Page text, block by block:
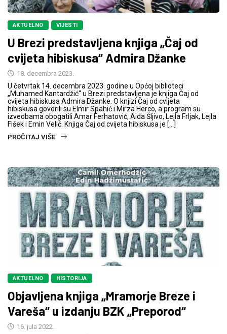
AKTUELNO VIJESTI
U Brezi predstavljena knjiga „Čaj od
cvijeta hibiskusa“ Admira Džanke
18. decembra 2023.
U četvrtak 14. decembra 2023. godine u Općoj biblioteci
„Muhamed Kantardžić“ u Brezi predstavljena je knjiga Čaj od
cvijeta hibiskusa Admira Džanke. O knjizi Čaj od cvijeta
hibiskusa govorili su Elmir Spahić i Mirza Herco, a program su
izvedbama obogatili Amar Ferhatović, Aida Šljivo, Lejla Frljak, Lejla
Fišek i Emin Velić. Knjiga Čaj od cvijeta hibiskusa je […]
PROČITAJ VIŠE
AKTUELNO HISTORIJA
Objavljena knjiga „Mramorje Breze i
Vareša“ u izdanju BZK „Preporod“
16. jula 2022.